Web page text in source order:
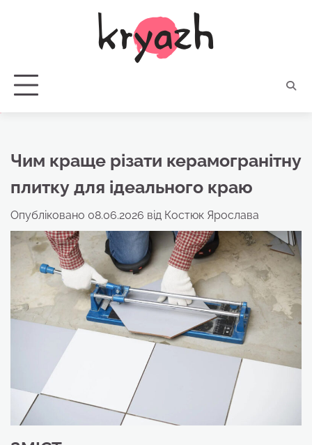
Чим краще різати керамогранітну
плитку для ідеального краю
Опубліковано 08.06.2026 від Костюк Ярослава